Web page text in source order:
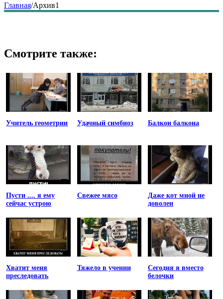
Главная/Архив1
Смотрите также:
Учитель геометрии Удачный симбиоз Балкон балкона
Пусти .... я ему
сейчас устрою
Свежее мясо
Даже кот мной не
доволен
Хватит меня
преследовать
Тяжело в учении
Сегодня я вместо
белочки